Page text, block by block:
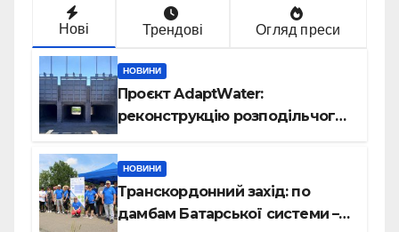
Нові Трендові Огляд преси
НОВИНИ
Проєкт AdaptWater:
реконструкцію розподільчого
НОВИНИ
Транскордонний захід: по
дамбам Батарської системи –